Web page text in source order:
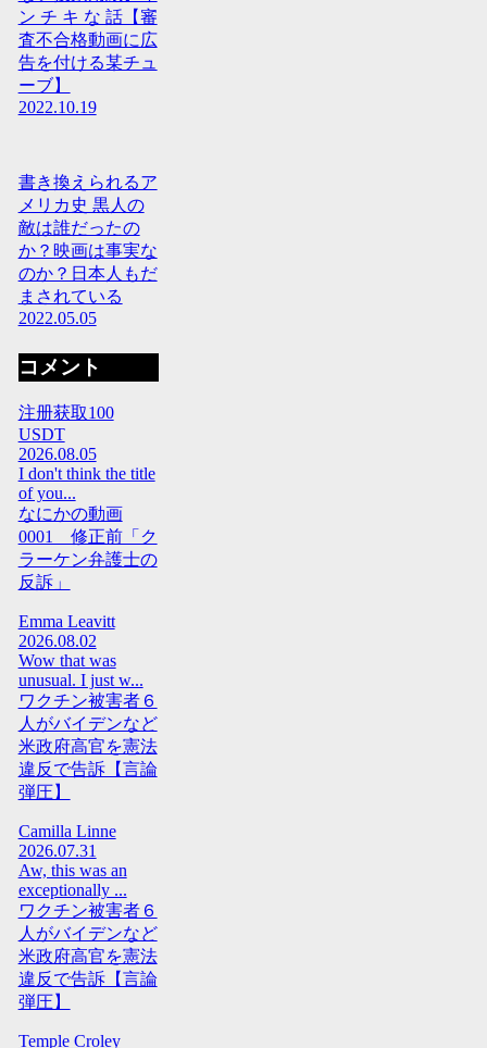
ン チ キ な 話【審
査不合格動画に広
告を付ける某チュ
ーブ】
2022.10.19
書き換えられるア
メリカ史 黒人の
敵は誰だったの
か？映画は事実な
のか？日本人もだ
まされている
2022.05.05
コメント
注册获取100
USDT
2026.08.05
I don't think the title
of you...
なにかの動画
0001 修正前「ク
ラーケン弁護士の
反訴」
Emma Leavitt
2026.08.02
Wow that was
unusual. I just w...
ワクチン被害者６
人がバイデンなど
米政府高官を憲法
違反で告訴【言論
弾圧】
Camilla Linne
2026.07.31
Aw, this was an
exceptionally ...
ワクチン被害者６
人がバイデンなど
米政府高官を憲法
違反で告訴【言論
弾圧】
Temple Croley